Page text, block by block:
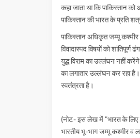
कहा जाता था कि पाकिस्तान
पाकिस्तान की भारत के प्रति
पाकिस्तान अधिकृत जम्मू
विवादास्पद विषयों को
युद्ध विराम का उल्लंघन नहीं
का लगातार उल्लंघन कर रहा
स्वतंत्रता है।
(नोट- इस लेख में “भारत के लिए
भारतीय भू-भाग जम्मू कश्मीर व